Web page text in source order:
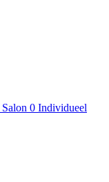
Salon 0 Individueel